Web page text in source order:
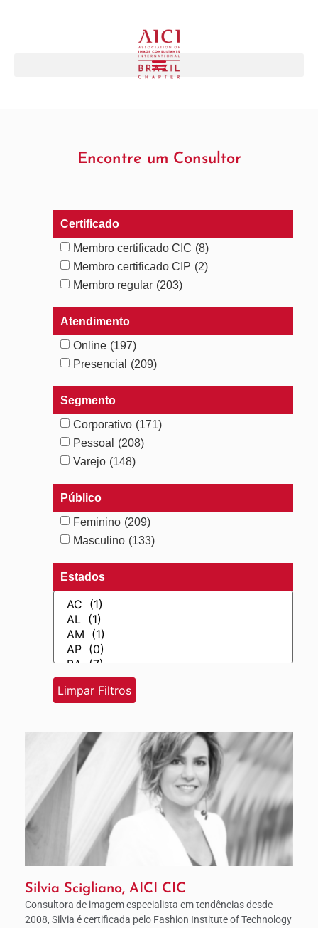
Encontre um Consultor
Certificado
Membro certificado CIC (8)
Membro certificado CIP (2)
Membro regular (203)
Atendimento
Online (197)
Presencial
(209)
Segmento
Corporativo (171)
Pessoal
(208)
Varejo (148)
Público
Feminino (209)
Masculino (133)
Estados
Silvia Scigliano, AICI CIC
Consultora de imagem especialista em tendências desde
2008, Silvia é certificada pelo Fashion Institute of Technology